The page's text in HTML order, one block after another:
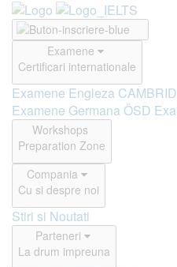
Examene
Certificari internationale
Examene Engleza
Examene Germana ÖSD
Workshops
Preparation Zone
Compania
Cu si despre noi
Stiri si Noutati
Parteneri
La drum impreuna